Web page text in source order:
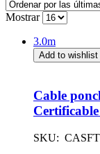
Mostrar
3.0m
Add to wishlist
Cable
SKU: